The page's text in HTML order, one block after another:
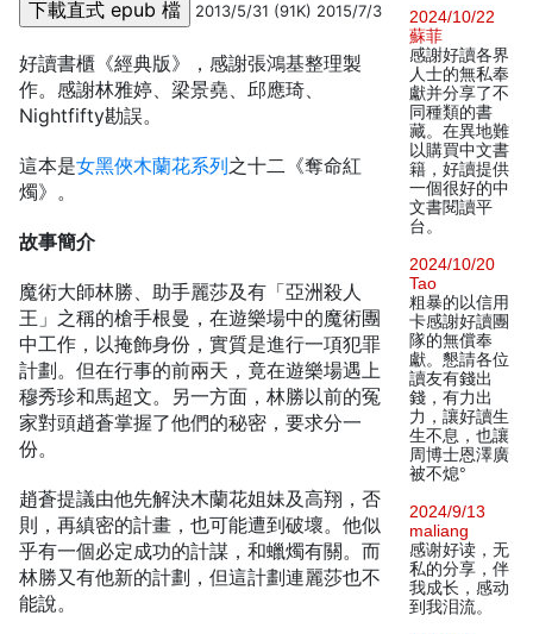
2013/5/31 (91K) 2015/7/3
好讀書櫃《經典版》，感謝張鴻基整理製
作。感謝林雅婷、梁景堯、邱應琦、
Nightfifty勘誤。
這本是女黑俠木蘭花系列之十二《奪命紅
燭》。
故事簡介
魔術大師林勝、助手麗莎及有「亞洲殺人
王」之稱的槍手根曼，在遊樂場中的魔術團
中工作，以掩飾身份，實質是進行一項犯罪
計劃。但在行事的前兩天，竟在遊樂場遇上
穆秀珍和馬超文。另一方面，林勝以前的冤
家對頭趙蒼掌握了他們的秘密，要求分一
份。
趙蒼提議由他先解決木蘭花姐妹及高翔，否
則，再縝密的計畫，也可能遭到破壞。他似
乎有一個必定成功的計謀，和蠟燭有關。而
林勝又有他新的計劃，但這計劃連麗莎也不
能說。
2024/10/22
蘇菲
感謝好讀各界
人士的無私奉
獻并分享了不
同種類的書
藏。在異地難
以購買中文書
籍，好讀提供
一個很好的中
文書閱讀平
台。
2024/10/20
Tao
粗暴的以信用
卡感謝好讀團
隊的無償奉
獻。懇請各位
讀友有錢出
錢，有力出
力，讓好讀生
生不息，也讓
周博士恩澤廣
被不熄°
2024/9/13
maliang
感谢好读，无
私的分享，伴
我成长，感动
到我泪流。